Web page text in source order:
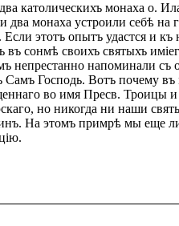
католическихъ монаха о.
два монаха устроили себѣ
этотъ опытъ удастся и
въ сонмѣ своихъ святыхъ
непрестанно напоминали
Господь. Вотъ почему
во имя Пресв.
но никогда ни наши
На этомъ примрѣ мы еще